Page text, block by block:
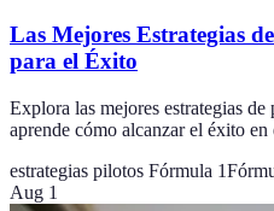
Las Mejores Estrategias
para el Éxito
Explora las mejores estrategias
aprende cómo alcanzar el éxito en
estrategias pilotos Fórmula 1
Aug 1